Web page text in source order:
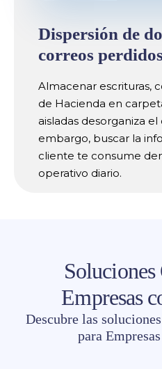
Dispersión de
correos perdidos
Almacenar escrituras,
de Hacienda en
aisladas desorganiza el
embargo, buscar la
cliente te consume
operativo diario.
Soluciones
Empresas
Descubre las
para